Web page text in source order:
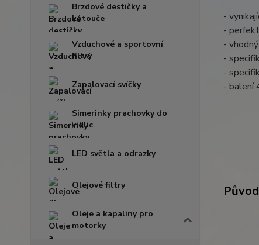
Brzdové destičky a
kotouče
Vzduchové a sportovní
filtry
Zapalovací svíčky
Simerinky prachovky do
vidlic
LED světla a odrazky
Olejové filtry
Oleje a kapaliny pro
motorky
-
-
-
-
-
- balení